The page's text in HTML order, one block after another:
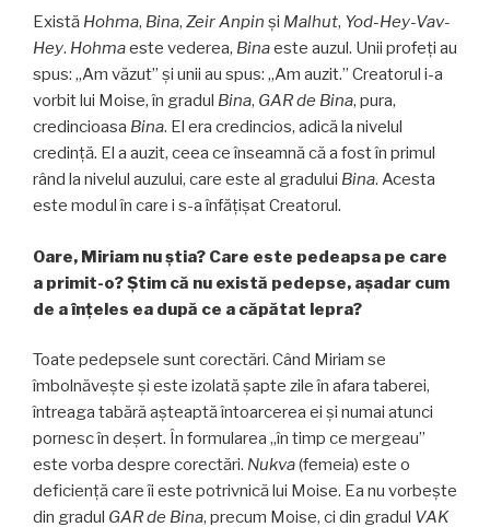
Există Hohma, Bina, Zeir Anpin și Malhut, Yod-Hey-Vav-
Hey. Hohmaeste vederea, Binaeste auzul. Unii profeți au
spus: „Am văzut” și unii au spus: „Am auzit.” Creatorul i-a
vorbit lui Moise, în gradul Bina, GARde Bina, pura,
credincioasa Bina. El era credincios, adică la nivelul
credință. El a auzit, ceea ce înseamnă că a fost în primul
rând la nivelul auzului, care este al gradului Bina. Acesta
este modul în care i s-a înfăţişat Creatorul.
Oare, Miriam nu știa? Care este pedeapsa pe care
a primit-o? Știm că nu există pedepse, așadar cum
de a înțeles ea după ce a căpătat lepra?
Toate pedepsele sunt corectări. Când Miriam se
îmbolnăvește și este izolată șapte zile în afara taberei,
întreaga tabără așteaptă întoarcerea ei și numai atunci
pornesc în deșert. În formularea „în timp ce mergeau”
este vorba despre corectări. Nukva(femeia) este o
deficiență care îi este potrivnică lui Moise. Ea nu vorbește
din gradul GARde Bina, precum Moise, ci din gradul VAK